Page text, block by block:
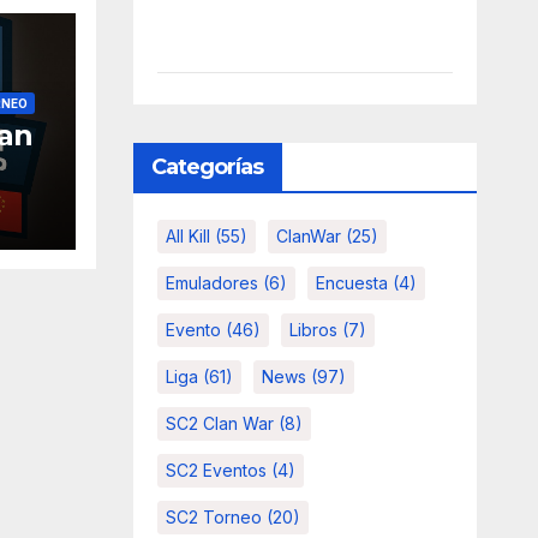
Categorías
All Kill (55) ClanWar(25)
Emuladores (6) Encuesta (4)
Evento (46) Libros (7)
Liga (61) News (97)
SC2 Clan War(8)
SC2 Eventos (4)
SC2 Torneo (20)